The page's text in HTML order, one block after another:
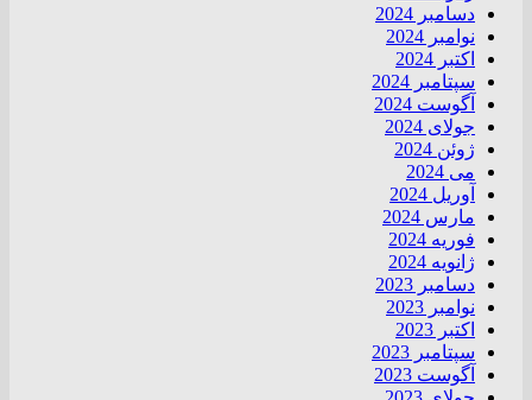
دسامبر 2024
نوامبر 2024
اکتبر 2024
سپتامبر 2024
آگوست 2024
جولای 2024
ژوئن 2024
می 2024
آوریل 2024
مارس 2024
فوریه 2024
ژانویه 2024
دسامبر 2023
نوامبر 2023
اکتبر 2023
سپتامبر 2023
آگوست 2023